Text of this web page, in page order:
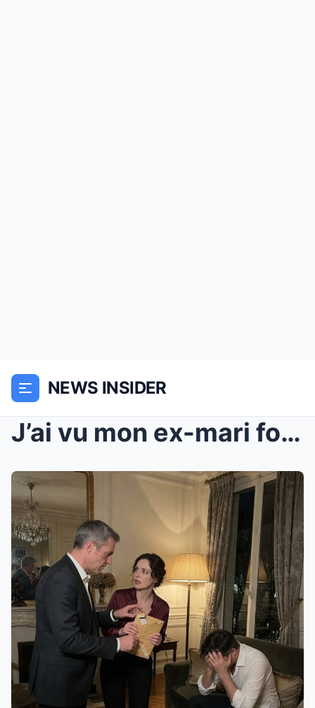
NEWS INSIDER
J’ai vu mon ex-mari fouiller les poubelles près de...